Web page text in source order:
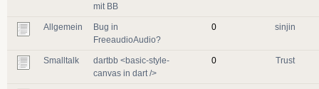
mit BB
Allgemein
Bug in
FreeaudioAudio?
0 sinjin
Smalltalk
dartbb <basic-style-
canvas in dart />
0 Trust